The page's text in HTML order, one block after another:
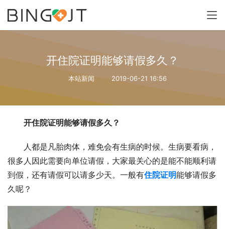
开住院证明能够请假多久？
本站新闻 2019-06-21 16:56
开住院证明能够请假多久？
人都是凡胎肉体，难免会有生病的时候。生病要看病，
很多人因此需要向单位请假，大家最关心的是能不能顺利请
到假，还有请假可以请多少天。一般有住院证明能够请假多
久呢？